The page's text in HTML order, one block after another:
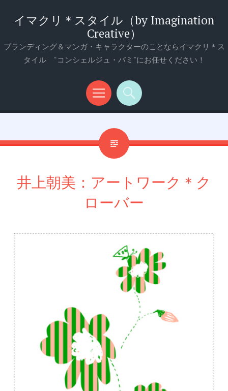
イマクリ＊スタイル（by Imagination
Creative）
ブランディング＆マンガ・キャラクターのことならイマクリ＊ス
タイル “コンシェルジュ・バミ”にお任せください！
メ
ュ
検
井上朝美：アートワーク＊ク
ローバー